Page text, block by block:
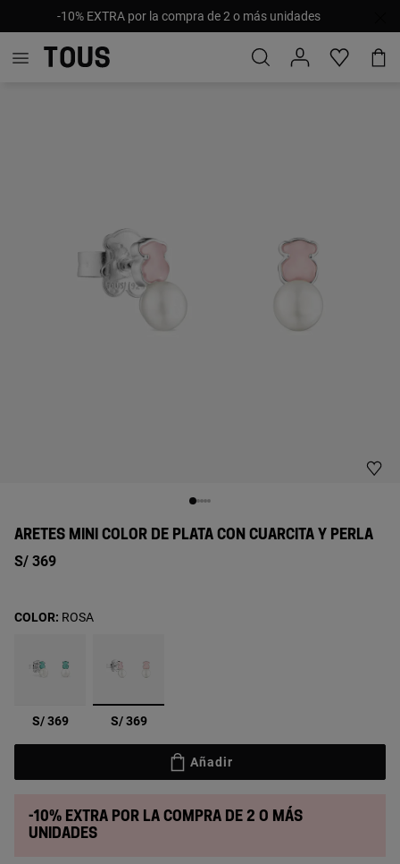
-10% EXTRA por la compra de 2 o más unidades
ARETES MINI COLOR DE PLATA CON CUARCITA Y PERLA
S/ 369
S/ 369 seleccionado
S/ 369
COLOR: ROSA
Añadir
-10% extra por la compra de 2 o más
unidades